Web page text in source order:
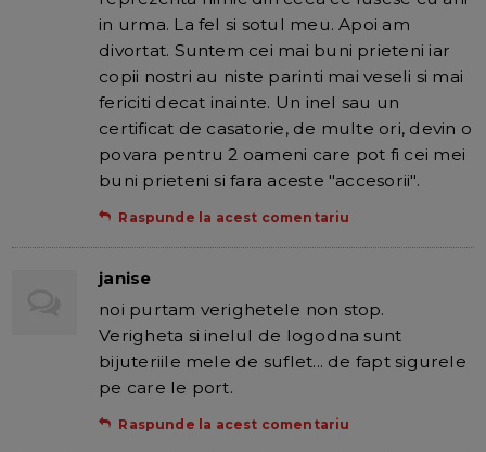
in urma. La fel si sotul meu. Apoi am
divortat. Suntem cei mai buni prieteni iar
copii nostri au niste parinti mai veseli si mai
fericiti decat inainte. Un inel sau un
certificat de casatorie, de multe ori, devin o
povara pentru 2 oameni care pot fi cei mei
buni prieteni si fara aceste "accesorii".
Raspunde la acest comentariu
janise
noi purtam verighetele non stop.
Verigheta si inelul de logodna sunt
bijuteriile mele de suflet... de fapt sigurele
pe care le port.
Raspunde la acest comentariu